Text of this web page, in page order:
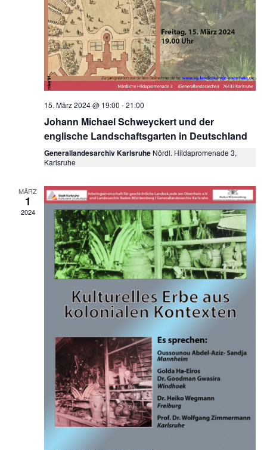
15. März 2024 @ 19:00 -21:00
Johann Michael Schweyckert und der
englische Landschaftsgarten in Deutschland
Generallandesarchiv Karlsruhe Nördl. Hildapromenade 3,
Karlsruhe
MÄRZ
1
2024